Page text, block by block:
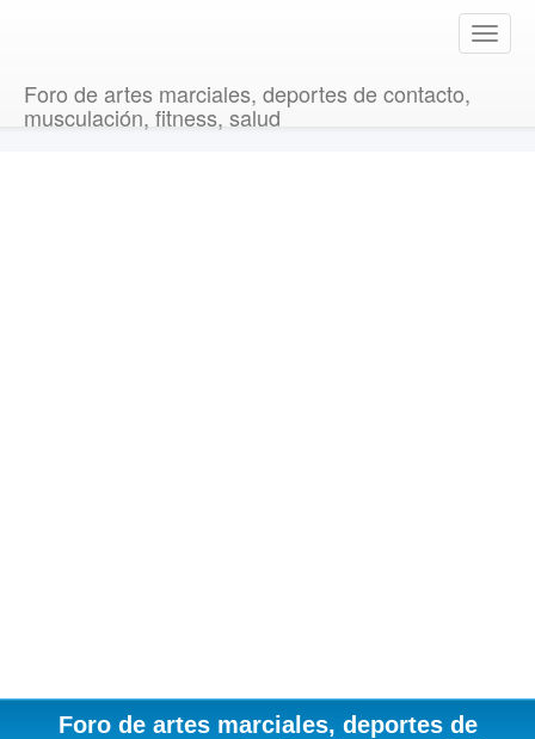
T
o
Foro de artes marciales, deportes de contacto,
musculación, fitness, salud
Foro de artes marciales, deportes de